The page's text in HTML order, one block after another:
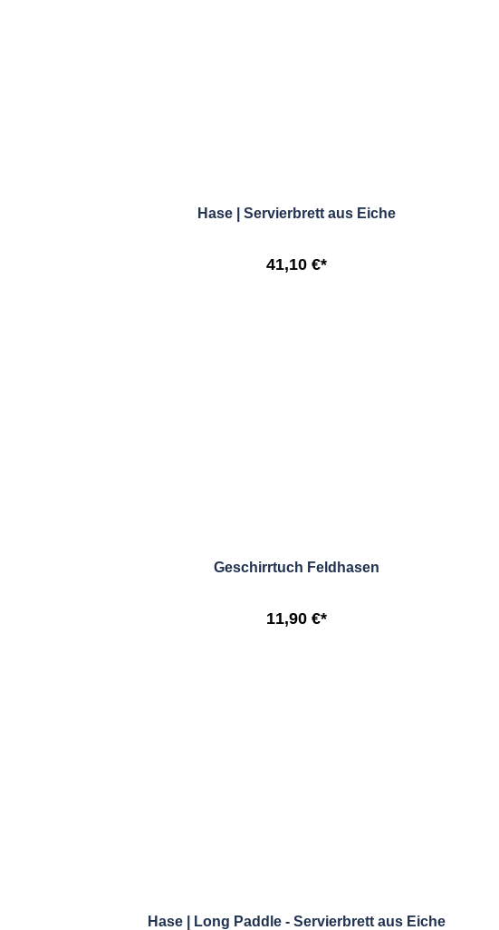
Hase | Servierbrett aus Eiche
41,10 €*
Geschirrtuch Feldhasen
11,90 €*
Hase | Long Paddle - Servierbrett aus Eiche